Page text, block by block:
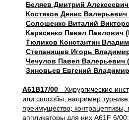
Беляев Дмитрий Алексеевич
Костяков Денис Валерьевич
Солошенко Виталий
Карасенко Павел Павлович
Тюликов Константин
Степанищев Игорь
Чечулов Павел Валерьевич
Зиновьев Евгений
A61B17/00- Хирургические
или способы, например
преимущество; контрацептивы,
аппликаторы для них A61F 6/